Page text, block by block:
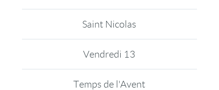
Saint Nicolas
Vendredi 13
Temps de l'Avent